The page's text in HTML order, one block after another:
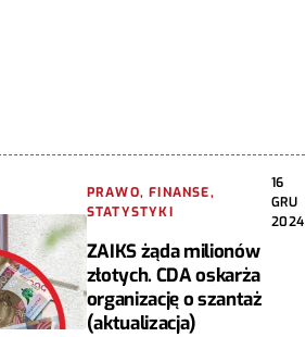
PRAWO, FINANSE,
STATYSTYKI
16
GRU
2024
ZAIKS żąda milionów
złotych. CDA oskarża
organizację o szantaż
(aktualizacja)